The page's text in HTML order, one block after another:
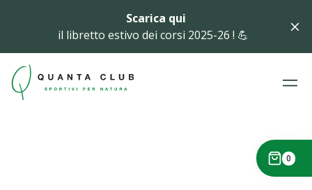
Scarica qui
il libretto estivo dei corsi 2025-26 ! 💪
0